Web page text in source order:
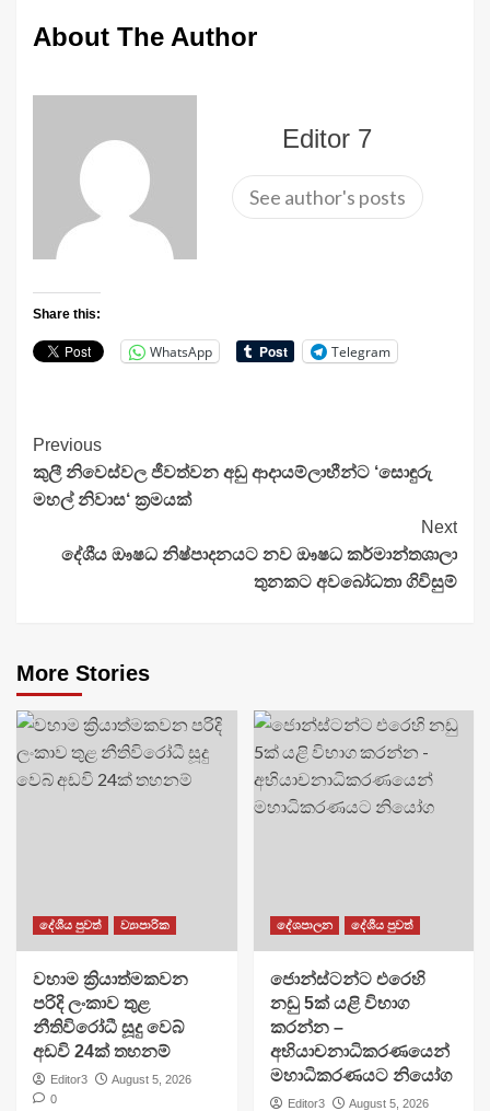
About The Author
Editor 7
See author's posts
Share this:
WhatsApp Telegram
Continue
Reading
Previous
කුලී නිවෙස්වල ජීවත්වන අඩු ආදායම්ලාභීන්ට ‘සොඳුරු
මහල් නිවාස‘ ක්‍රමයක්
Next
දේශීය ඖෂධ නිෂ්පාදනයට නව ඖෂධ කර්මාන්තශාලා
තුනකට අවබෝධතා ගිවිසුම්
More Stories
දේශීය පුවත් ව්‍යාපාරික
වහාම ක්‍රියාත්මකවන
පරිදි ලංකාව තුළ
නීතිවිරෝධී සූදු වෙබ්
අඩවි 24ක් තහනම්
Editor3
August 5, 2026
0
දේශපාලන දේශීය පුවත්
ජොන්ස්ටන්ට එරෙහි
නඩු 5ක් යළි විභාග
කරන්න –
අභියාචනාධිකරණයෙන්
මහාධිකරණයට නියෝග
Editor3 August 5, 2026